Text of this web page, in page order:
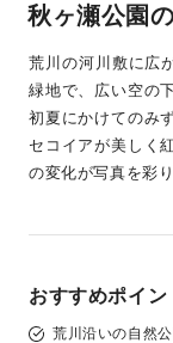
秋ヶ瀬公園
荒川の河川敷に広
緑地で、広い空の
初夏にかけてのみ
セコイアが美しく
の変化が写真を彩り
おすすめポイン
荒川沿いの自然